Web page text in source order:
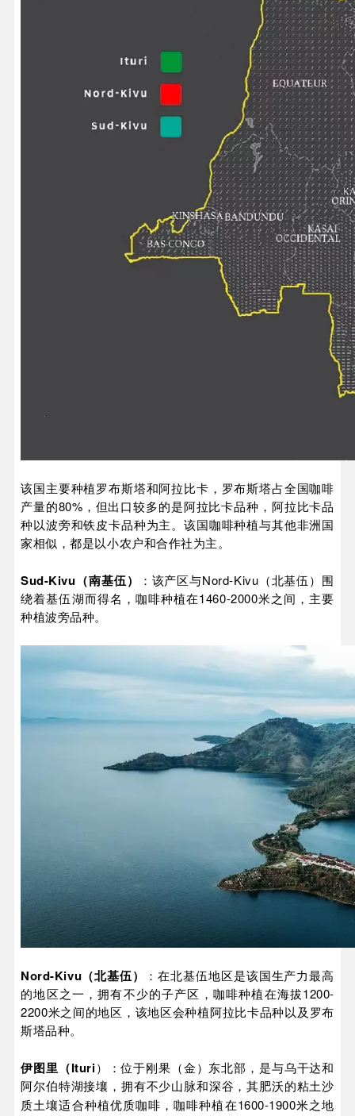
该国主要种植罗布斯塔和阿拉比卡，罗布斯塔占全国咖啡
产量的80%，但出口较多的是阿拉比卡品种，阿拉比卡品
种以波旁和铁皮卡品种为主。该国咖啡种植与其他非洲国
家相似，都是以小农户和合作社为主。
Sud-Kivu（南基伍）
：该产区与Nord-Kivu（北基伍）围
绕着基伍湖而得名，咖啡种植在1460-2000米之间，主要
种植波旁品种。
Nord-Kivu（北基伍）
：在北基伍地区是该国生产力最高
的地区之一，拥有不少的子产区，咖啡种植在海拔1200-
2200米之间的地区，该地区会种植阿拉比卡品种以及罗布
斯塔品种。
伊图里（Ituri）：位于刚果（金）东北部，是与乌干达和
阿尔伯特湖接壤，拥有不少山脉和深谷，其肥沃的粘土沙
质土壤适合种植优质咖啡，咖啡种植在1600-1900米之地